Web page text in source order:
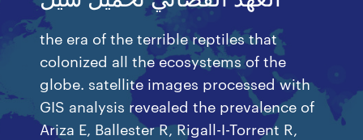
the era of the terrible reptiles that
colonized all the ecosystems of the
globe. satellite images processed with
GIS analysis revealed the prevalence of
Ariza E, Ballester R, Rigall-I-Torrent R,